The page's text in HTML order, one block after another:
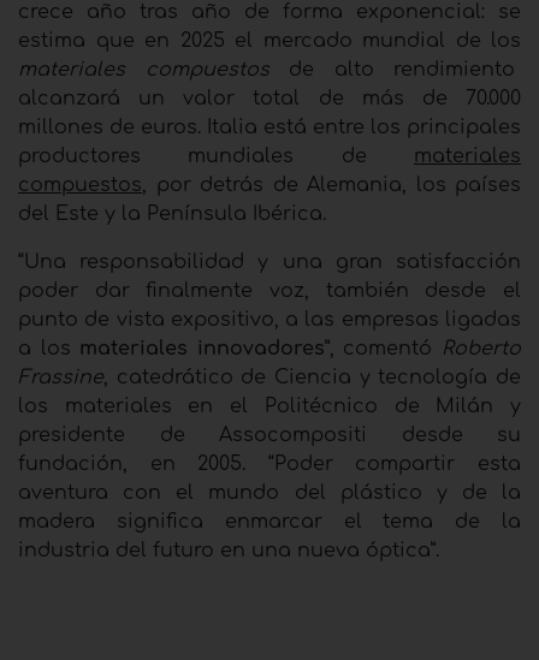
crece año tras año de forma exponencial: se
estima que en 2025 el mercado mundial de los
materiales compuestosde alto rendimiento
alcanzará un valor total de más de 70.000
millones de euros. Italia está entre los principales
productores mundiales de materiales
compuestos, por detrás de Alemania, los países
del Este y la Península Ibérica.
“Una responsabilidad y una gran satisfacción
poder dar finalmente voz, también desde el
punto de vista expositivo, a las empresas ligadas
a los materiales innovadores”, comentó
Roberto
Frassine, catedrático de Ciencia y tecnología de
los materiales en el Politécnico de Milán y
presidente de Assocompositi desde su
fundación, en 2005. “Poder compartir esta
aventura con el mundo del plástico y de la
madera significa enmarcar el tema de la
industria del futuro en una nueva óptica”.